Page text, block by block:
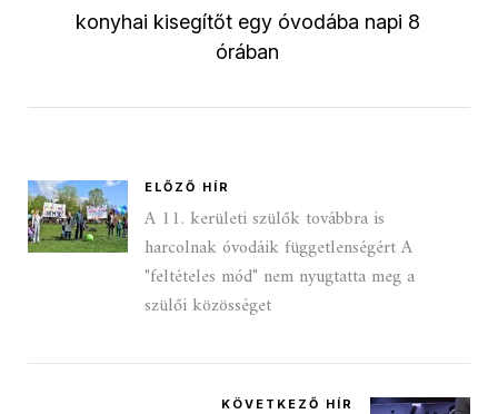
konyhai kisegítőt egy óvodába napi 8
órában
ELŐZŐ HÍR
A 11. kerületi szülők továbbra is
harcolnak óvodáik függetlenségért A
"feltételes mód" nem nyugtatta meg a
szülői közösséget
KÖVETKEZŐ HÍR